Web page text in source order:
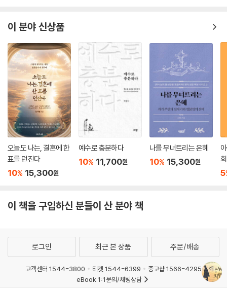
이 분야 신상품
오늘도 나는, 결혼에 한
표를 던진다
10% 15,300원
예수로 충분하다
10% 11,700원
나를 무너트리는 은혜
10% 15,300원
회
5
이 책을 구입하신 분들이 산 분야 책
로그인 최근 본 상품 주문/배송
고객센터 1544-3800 티켓 1544-6399
중고샵 1566-4295
eBook 1:1문의/채팅상담